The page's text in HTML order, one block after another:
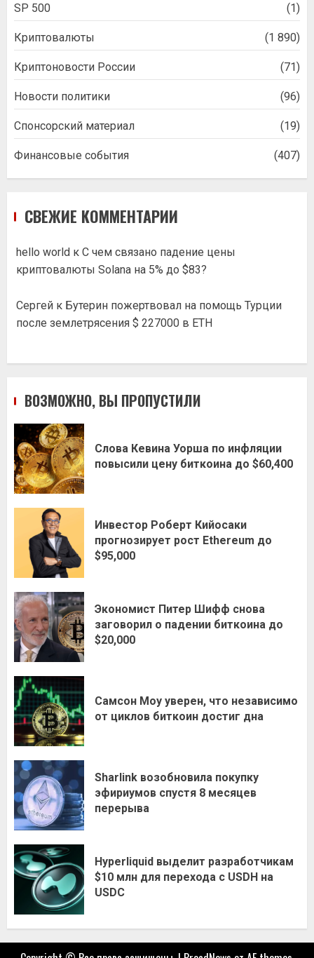
SP 500 (1)
Криптовалюты (1 890)
Криптоновости России (71)
Новости политики (96)
Спонсорский материал (19)
Финансовые события (407)
СВЕЖИЕ КОММЕНТАРИИ
hello world к С чем связано падение цены
криптовалюты Solana на 5% до $83?
Сергей к Бутерин пожертвовал на помощь Турции
после землетрясения $ 227000 в ETH
ВОЗМОЖНО, ВЫ ПРОПУСТИЛИ
Слова Кевина Уорша по инфляции
повысили цену биткоина до $60,400
Инвестор Роберт Кийосаки
прогнозирует рост Ethereum до
$95,000
Экономист Питер Шифф снова
заговорил о падении биткоина до
$20,000
Самсон Моу уверен, что независимо
от циклов биткоин достиг дна
Sharlink возобновила покупку
эфириумов спустя 8 месяцев
перерыва
Hyperliquid выделит разработчикам
$10 млн для перехода с USDH на
USDC